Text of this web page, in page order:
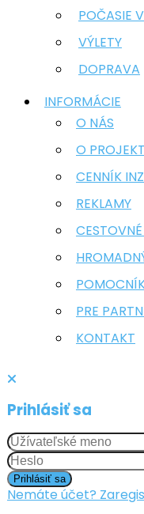
POČASIE
VÝLETY
DOPRAVA
INFORMÁCIE
O NÁS
O
CENNÍK
REKLAMY
PRE
KONTAKT
Prihlásiť sa
Prihlásiť sa
Nemáte účet?